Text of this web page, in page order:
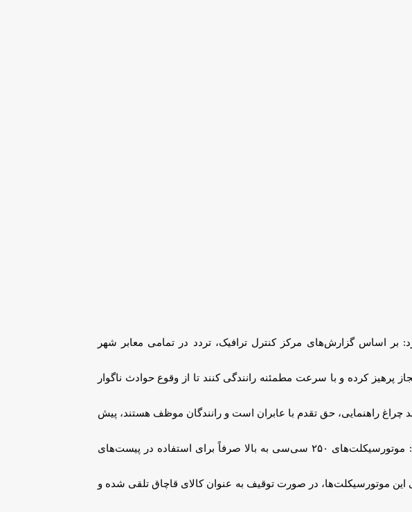
بر اساس گزارش‌های مرکز کنترل ترافیک، تردد در تمامی معابر شهر
پرهیز کرده و با سرعت مطمئنه رانندگی کنند تا از وقوع حوادث ناگوار
چراغ راهنمایی، حق تقدم با عابران است و رانندگان موظف هستند، پیش
سرهنگ حیدری در بخش دیگری از سخنان خود نسبت به خرید و استفاده از موتورسیکلت‌های سنگین هشدار داد و افزود: موتورسیکلت‌های ۲۵۰ سی‌سی به بالا صرفاً برای استفاده در پیست‌های
این موتورسیکلت‌ها، در صورت توقیف به عنوان کالای قاچاق تلقی شده و